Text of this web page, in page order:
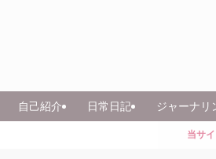
自己紹介 日常日記 ジャーナリ
当サ